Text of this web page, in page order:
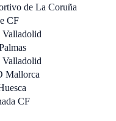
de La Coruña
CF
Valladolid
Valladolid
Mallorca
CF